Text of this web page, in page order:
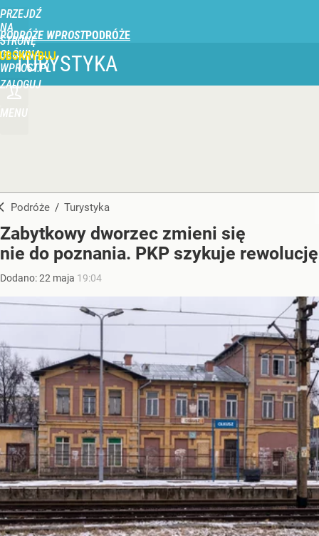
PRZEJDŹ
NA
STRONĘ
GŁÓWNĄ
WPROST.PL
PODRÓŻE WPROST
ZALOGUJ
MENU
TURYSTYKA
Podróże / Turystyka
Zabytkowy dworzec zmieni się
nie do poznania. PKP szykuje rewolucję
Dodano:22 maja 19:04